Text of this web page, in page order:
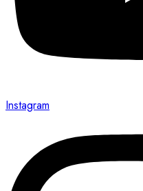
Instagram